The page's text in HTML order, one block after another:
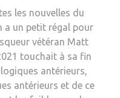
les nouvelles du
a un petit régal pour
vétéran Matt
touchait à sa fin
antérieurs,
antérieurs et de ce